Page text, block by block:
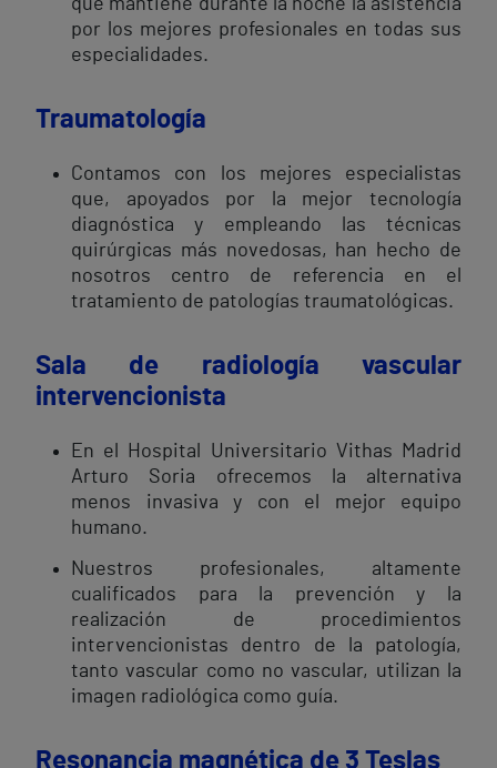
que mantiene durante la noche la asistencia
por los mejores profesionales en todas sus
especialidades.
Traumatología
Contamos con los mejores especialistas
que, apoyados por la mejor tecnología
diagnóstica y empleando las técnicas
quirúrgicas más novedosas, han hecho de
nosotros centro de referencia en el
tratamiento de patologías traumatológicas.
Sala de radiología vascular
intervencionista
En el Hospital Universitario Vithas Madrid
Arturo Soria ofrecemos la alternativa
menos invasiva y con el mejor equipo
humano.
Nuestros profesionales, altamente
cualificados para la prevención y la
realización de procedimientos
intervencionistas dentro de la patología,
tanto vascular como no vascular, utilizan la
imagen radiológica como guía.
Resonancia magnética de 3 Teslas